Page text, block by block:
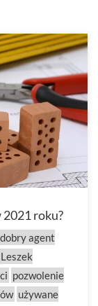
roku?
agent
Leszek
pozwolenie
używane